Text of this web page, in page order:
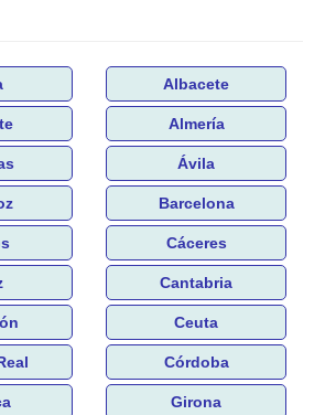
Albacete
Almería
Ávila
Barcelona
Cáceres
Cantabria
Ceuta
Córdoba
Girona